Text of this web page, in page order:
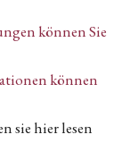
können Sie
können
sie hier lesen